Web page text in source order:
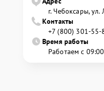
г. Чебоксары,
Контакты
+7 (800) 301-55-
Время работы
Работаем с